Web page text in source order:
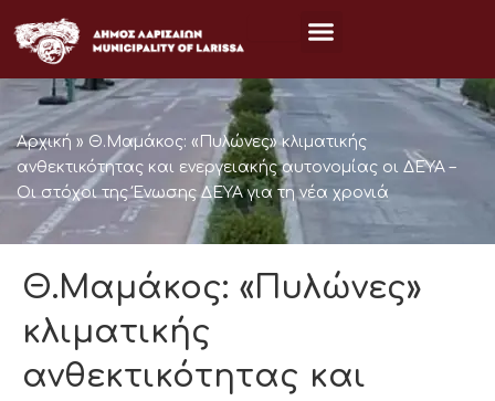
στο
περιεχόμενο
Αρχική » Θ.Μαμάκος: «Πυλώνες» κλιματικής
ανθεκτικότητας και ενεργειακής αυτονομίας οι ΔΕΥΑ –
Οι στόχοι της Ένωσης ΔΕΥΑ για τη νέα χρονιά
Θ.Μαμάκος: «Πυλώνες»
κλιματικής
ανθεκτικότητας και